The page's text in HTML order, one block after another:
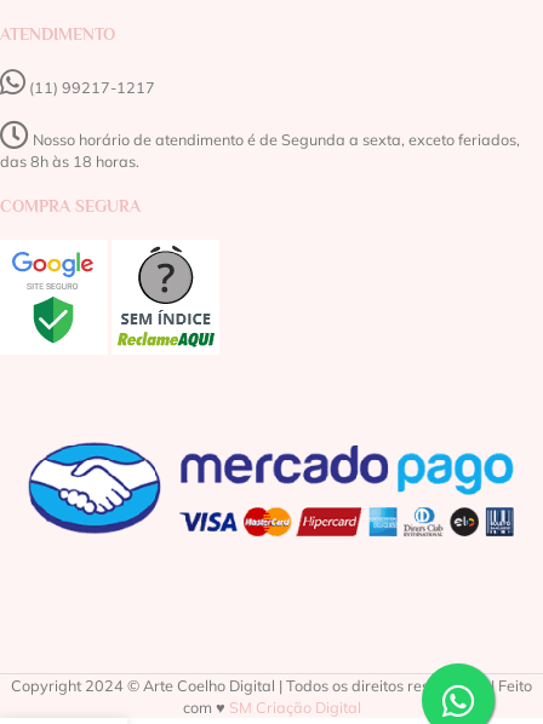
ATENDIMENTO
(11) 99217-1217‬
Nosso horário de atendimento é de Segunda a sexta, exceto feriados,
das 8h às 18 horas.
COMPRA SEGURA
Copyright 2024 © Arte Coelho Digital | Todos os direitos reservados | Feito
com ♥ SM Criação Digital